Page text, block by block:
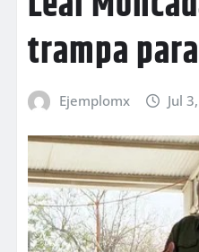
trampa
Ejemplomx Jul